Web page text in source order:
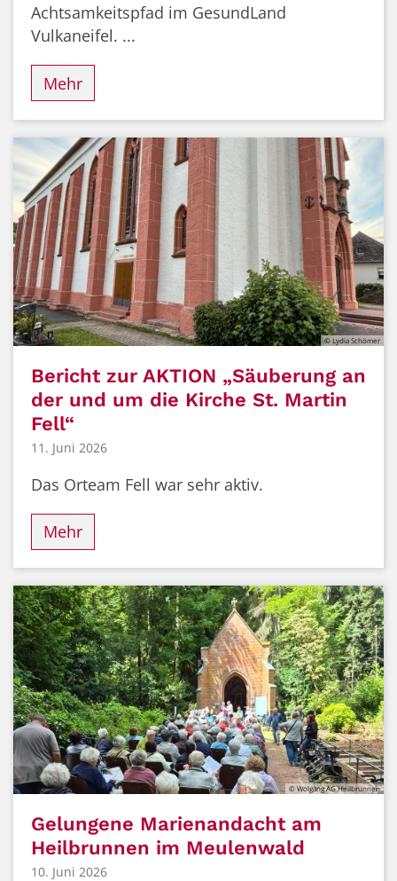
Achtsamkeitspfad im GesundLand
Vulkaneifel. ...
Mehr
© Lydia Schömer
Bericht zur AKTION „Säuberung an
der und um die Kirche St. Martin
Fell“
11. Juni 2026
Das Orteam Fell war sehr aktiv.
Mehr
© Wolgang AG Heilbrunnen
Gelungene Marienandacht am
Heilbrunnen im Meulenwald
10. Juni 2026